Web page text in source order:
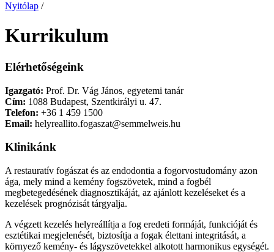
Nyitólap /
Kurrikulum
Elérhetőségeink
Igazgató: Prof. Dr. Vág János, egyetemi tanár
Cím: 1088 Budapest, Szentkirályi u. 47.
Telefon: +36 1 459 1500
Email: helyreallito.fogaszat@semmelweis.hu
Klinikánk
A restauratív fogászat és az endodontia a fogorvostudomány azon
ága, mely mind a kemény fogszövetek, mind a fogbél
megbetegedésének diagnosztikáját, az ajánlott kezeléseket és a
kezelések prognózisát tárgyalja.
A végzett kezelés helyreállítja a fog eredeti formáját, funkcióját és
esztétikai megjelenését, biztosítja a fogak élettani integritását, a
környező kemény- és lágyszövetekkel alkotott harmonikus egységét.